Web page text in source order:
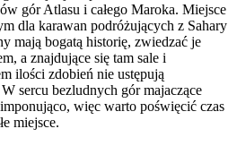
gór Atlasu i całego Maroka. Miejsce
dla karawan podróżujących z Sahary
mają bogatą historię, zwiedzać je
a znajdujące się tam sale i
ilości zdobień nie ustępują
sercu bezludnych gór majaczące
więc warto poświęcić czas
miejsce.